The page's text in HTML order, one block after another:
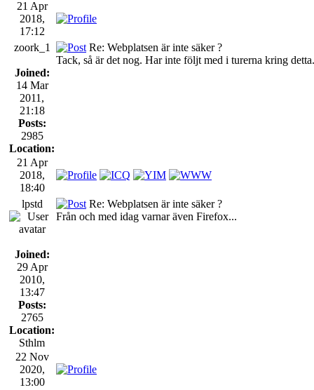
21 Apr
2018,
17:12
zoork_1
Joined:
14 Mar
2011,
21:18
Posts:
2985
Location:
Re: Webplatsen är inte säker ?
Tack, så är det nog. Har inte följt med i turerna kring
21 Apr
2018,
18:40
lpstd
Joined:
29 Apr
2010,
13:47
Posts:
2765
Location:
Sthlm
Re: Webplatsen är inte säker ?
Från och med idag varnar även Firefox...
22 Nov
2020,
13:00